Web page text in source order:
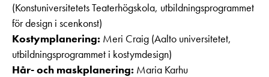
(Konstuniversitetets Teaterhögskola, utbildningsprogrammet
för design i scenkonst)
Kostymplanering: Meri Craig (Aalto universitetet,
utbildningsprogrammet i kostymdesign)
Hår- och maskplanering: Maria Karhu